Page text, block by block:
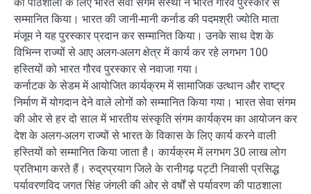
सम्मानित किया। भारत की जानी-मानी कर्नाड की पदमश्री ज्योति माता
मंजूम ने यह पुरस्कार प्रदान कर सम्मानित किया। उनके साथ देश के
विभिन्न राज्यों से आए अलग-अलग क्षेत्र में कार्य कर रहे लगभग 100
हस्तियों को भारत गौरव पुरस्कार से नवाजा गया।
कर्नाटक के सेडम में आयोजित कार्यक्रम में सामाजिक उत्थान और राष्ट्र
निर्माण में योगदान देने वाले लोगों को सम्मानित किया गया। भारत सेवा संगम
की ओर से हर दो साल में भारतीय संस्कृति संगम कार्यक्रम का आयोजन कर
देश के अलग-अलग राज्यों से भारत के विकास के लिए कार्य करने वाली
हस्तियों को सम्मानित किया जाता है। कार्यक्रम में लगभग 30 लाख लोग
प्रतिभाग करते हैं। रुद्रप्रयाग जिले के रानीगढ़ पट्टी निवासी प्रसिद्ध
पर्यावरणविद जगत सिंह जंगली की ओर से वर्षों से पर्यावरण की पाठशाला